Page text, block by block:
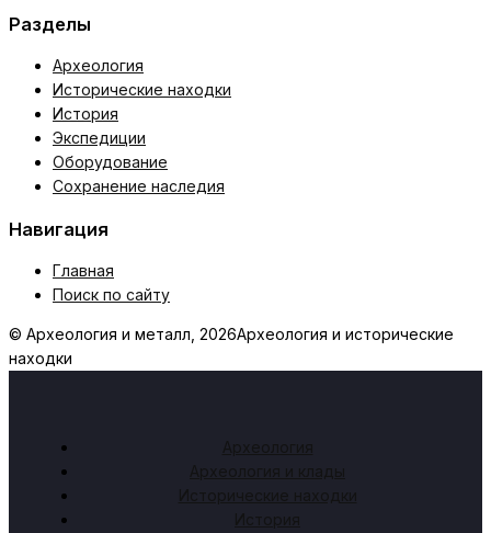
Разделы
Археология
Исторические находки
История
Экспедиции
Оборудование
Сохранение наследия
Навигация
Главная
Поиск по сайту
© Археология и металл, 2026Археология и исторические
находки
Археология
Археология и клады
Исторические находки
История